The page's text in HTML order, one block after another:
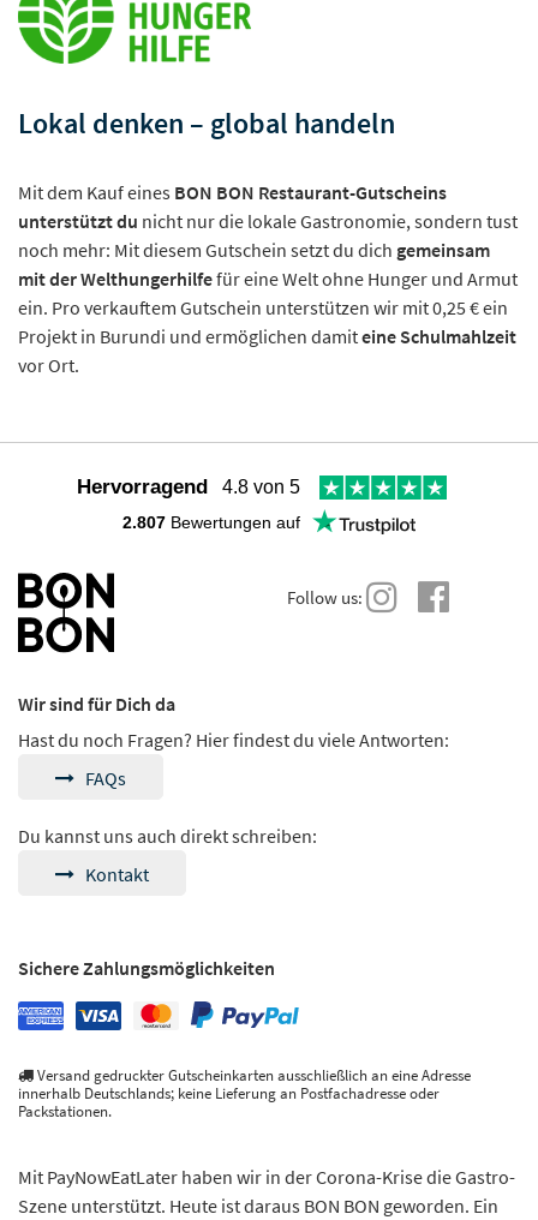
Lokal denken – global handeln
Mit dem Kauf eines BON BON Restaurant-Gutscheins
unterstützt du nicht nur die lokale Gastronomie, sondern tust
noch mehr: Mit diesem Gutschein setzt du dich gemeinsam
mit der Welthungerhilfefür eine Welt ohne Hunger und Armut
ein. Pro verkauftem Gutschein unterstützen wir mit 0,25 € ein
Projekt in Burundi und ermöglichen damiteine Schulmahlzeit
vor Ort.
Hervorragend 4.8 von 5
2.807 Bewertungen auf
Follow us:
Wir sind für Dich da
Hast du noch Fragen? Hier findest du viele Antworten:
FAQs
Du kannst uns auch direkt schreiben:
Kontakt
Sichere Zahlungsmöglichkeiten
Versand gedruckter Gutscheinkarten ausschließlich an eine Adresse
innerhalb Deutschlands; keine Lieferung an Postfachadresse oder
Packstationen.
Mit PayNowEatLater haben wir in der Corona-Krise die Gastro-
Szene unterstützt. Heute ist daraus BON BON geworden. Ein